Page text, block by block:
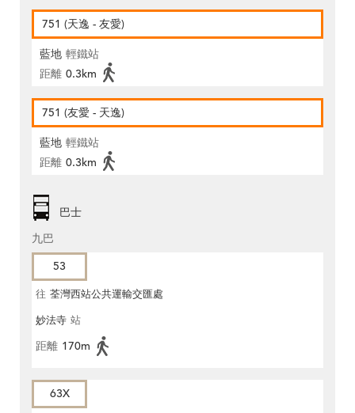
751 (天逸 - 友愛)
藍地 輕鐵站
距離 0.3km
751 (友愛 - 天逸)
藍地 輕鐵站
距離 0.3km
巴士
九巴
53
往 荃灣西站公共運輸交匯處
妙法寺 站
距離 170m
63X